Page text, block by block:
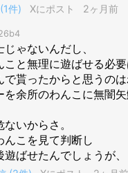
りますが、それはもうレ
れだけ遊んでもらったのに
しい先輩犬になってほしか
。
ようとはしませんけどね。
よりも、当時の先輩わん
たんです。